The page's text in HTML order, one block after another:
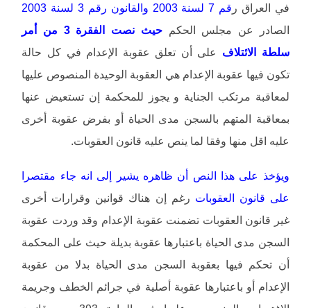
في العراق ر قم 7 لسنة 2003 والقانون رقم 3 لسنة 2003
الصادر عن مجلس الحكم
حيث نصت الفقرة 3 من أمر
سلطة الائتلاف على أن تعلق عقوبة الإعدام في كل حالة
تكون فيها عقوبة الإعدام هي العقوبة الوحيدة المنصوص عليها
لمعاقبة مرتكب الجناية و يجوز للمحكمة إن تستعيض عنها
بمعاقبة المتهم بالسجن مدى الحياة أو بفرض عقوبة أخرى
عليه اقل منها وفقا لما ينص عليه قانون العقوبات.
ويؤخذ على هذا النص أن ظاهره يشير إلى انه جاء مقتصرا
على قانون العقوبات رغم إن هناك قوانين وقرارات أخرى
غير قانون العقوبات تضمنت عقوبة الإعدام وقد وردت عقوبة
السجن مدى الحياة باعتبارها عقوبة بديلة حيث على المحكمة
أن تحكم فيها بعقوبة السجن مدى الحياة بدلا من عقوبة
الإعدام أو باعتبارها عقوبة أصلية في جرائم الخطف وجريمة